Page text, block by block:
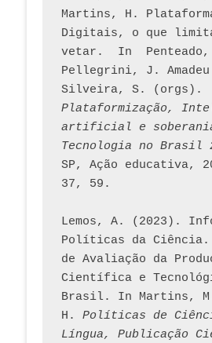
Martins, H.
Digitais, o que
vetar.  In
Pellegrini, J. Amadeu
Plataformização,
artificial e soberania
Tecnologia no Brasil
SP, Ação educativa,
37, 59.
Lemos, A. (2023).
Políticas da Ciência.
de Avaliação da
Científica e
Brasil. In Martins,
H. Políticas de
Língua, Publicação